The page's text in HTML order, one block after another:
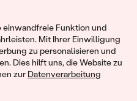
Funktion und
Mit Ihrer Einwilligung
zu personalisieren und
Dies hilft uns, die Website zu
zur Datenverarbeitung